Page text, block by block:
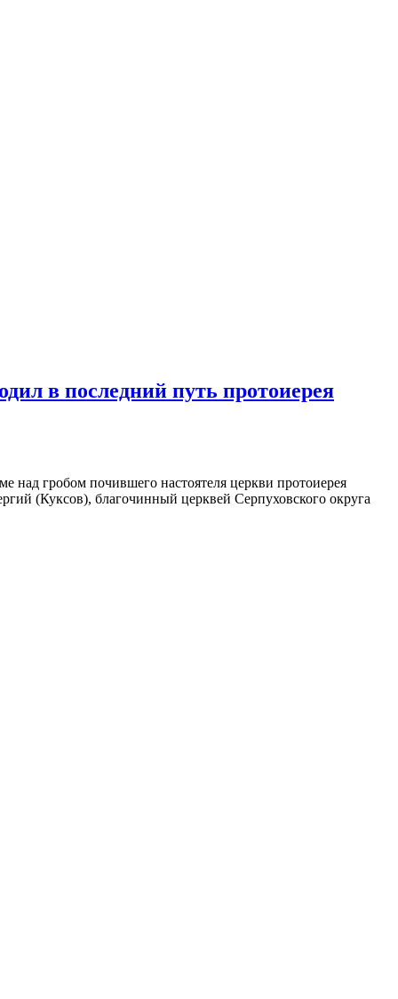
в последний путь протоиерея
над гробом почившего настоятеля церкви протоиерея
(Куксов), благочинный церквей Серпуховского округа